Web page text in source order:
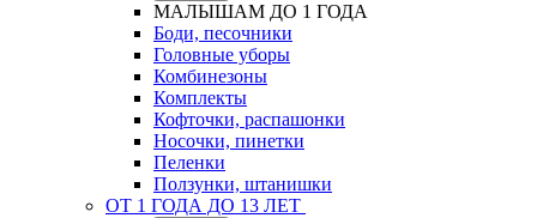
МАЛЫШАМ ДО 1 ГОДА
Боди, песочники
Головные уборы
Комбинезоны
Комплекты
Кофточки, распашонки
Носочки, пинетки
Пеленки
Ползунки, штанишки
ОТ 1 ГОДА ДО 13 ЛЕТ